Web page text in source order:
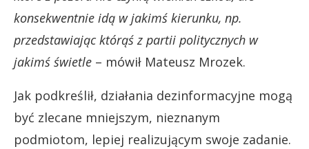
konsekwentnie idą w jakimś kierunku, np.
przedstawiając którąś z partii politycznych w
jakimś świetle – mówił Mateusz Mrozek.
Jak podkreślił, działania dezinformacyjne mogą
być zlecane mniejszym, nieznanym
podmiotom, lepiej realizującym swoje zadanie.